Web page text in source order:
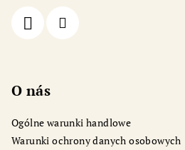
O nás
Ogólne warunki handlowe
Warunki ochrony danych osobowych